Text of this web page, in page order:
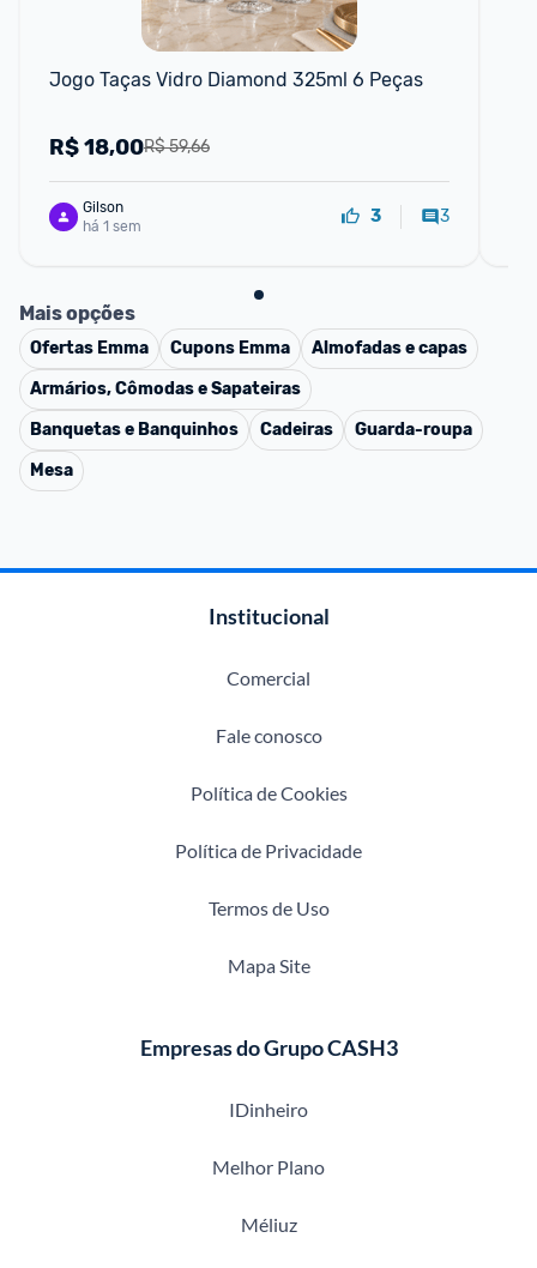
Jogo Taças Vidro Diamond 325ml 6 Peças
R$ 59,66
R$18,00
Gilson
há 1 sem
3 3
Mais opções
Ofertas Emma Cupons Emma
Almofadas e capas
Armários, Cômodas e Sapateiras
Banquetas e Banquinhos
Cadeiras
Guarda-roupa
Mesa
Institucional
Comercial
Fale conosco
Política de Cookies
Política de Privacidade
Termos de Uso
Mapa Site
Empresas do Grupo CASH3
IDinheiro
Melhor Plano
Méliuz